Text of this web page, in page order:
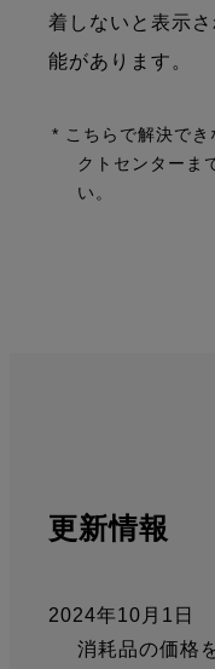
着しないと表示
能があります。
* こちらで解決でき
クトセンターま
い。
更新情報
2024年10月1日
消耗品の価格